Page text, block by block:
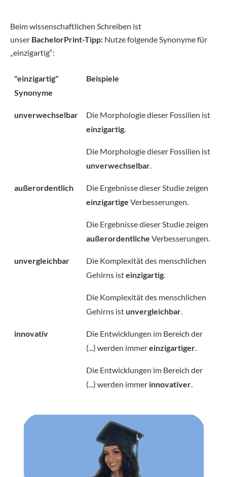
Beim wissenschaftlichen Schreiben ist
unser BachelorPrint-Tipp: Nutze folgende Synonyme für
„einzigartig“:
"einzigartig"
Synonyme
Beispiele
unverwechselbar
Die Morphologie dieser Fossilien ist
einzigartig.
Die Morphologie dieser Fossilien ist
unverwechselbar.
außerordentlich
Die Ergebnisse dieser Studie zeigen
einzigartige Verbesserungen.
Die Ergebnisse dieser Studie zeigen
außerordentliche Verbesserungen.
unvergleichbar
Die Komplexität des menschlichen
Gehirns isteinzigartig.
Die Komplexität des menschlichen
Gehirns ist unvergleichbar.
innovativ
Die Entwicklungen im Bereich der
(...) werden immereinzigartiger.
Die Entwicklungen im Bereich der
(...) werden immer innovativer.